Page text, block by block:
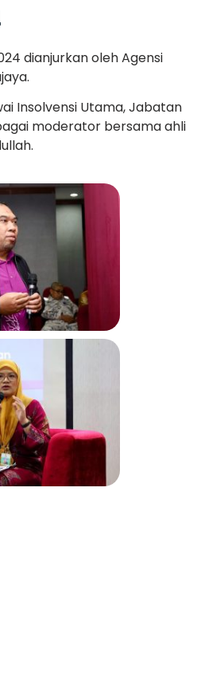
dianjurkan oleh Agensi
Insolvensi Utama, Jabatan
moderator bersama ahli